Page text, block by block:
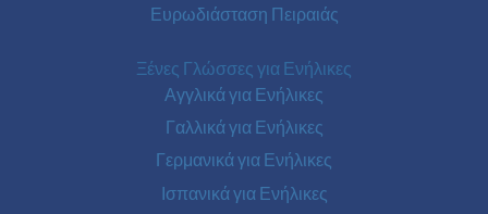
Ευρωδιάσταση Πειραιάς
Ξένες Γλώσσες για Ενήλικες
Αγγλικά για Ενήλικες
Γαλλικά για Ενήλικες
Γερμανικά για Ενήλικες
Ισπανικά για Ενήλικες